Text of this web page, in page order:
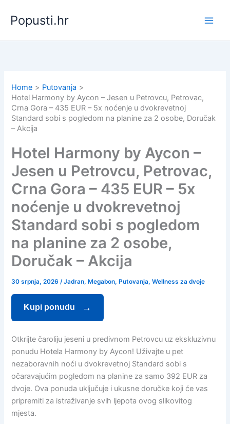
content
Popusti.hr
Home
Putovanja
Hotel Harmony by Aycon – Jesen u Petrovcu, Petrovac,
Crna Gora – 435 EUR – 5x noćenje u dvokrevetnoj
Standard sobi s pogledom na planine za 2 osobe, Doručak
– Akcija
Hotel Harmony by Aycon –
Jesen u Petrovcu, Petrovac,
Crna Gora – 435 EUR – 5x
noćenje u dvokrevetnoj
Standard sobi s pogledom
na planine za 2 osobe,
Doručak – Akcija
30 srpnja, 2026/Jadran, Megabon, Putovanja,Wellness za dvoje
Kupi ponudu
Otkrijte čaroliju jeseni u predivnom Petrovcu uz ekskluzivnu
ponudu Hotela Harmony by Aycon! Uživajte u pet
nezaboravnih noći u dvokrevetnoj Standard sobi s
očaravajućim pogledom na planine za samo 392 EUR za
dvoje. Ova ponuda uključuje i ukusne doručke koji će vas
pripremiti za istraživanje svih ljepota ovog slikovitog
mjesta.